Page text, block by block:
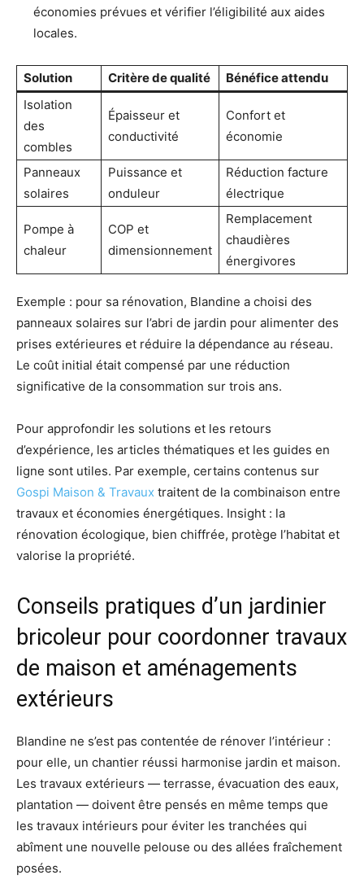
économies prévues et vérifier l’éligibilité aux aides
locales.
Solution Critère de qualité
Bénéfice attendu
Isolation
des
combles
Épaisseur et
conductivité
Confort et
économie
Panneaux
solaires
Puissance et
onduleur
Réduction facture
électrique
Pompe à
chaleur
COP et
dimensionnement
Remplacement
chaudières
énergivores
Exemple : pour sa rénovation, Blandine a choisi des
panneaux solaires sur l’abri de jardin pour alimenter des
prises extérieures et réduire la dépendance au réseau.
Le coût initial était compensé par une réduction
significative de la consommation sur trois ans.
Pour approfondir les solutions et les retours
d’expérience, les articles thématiques et les guides en
ligne sont utiles. Par exemple, certains contenus sur
Gospi Maison & Travaux traitent de la combinaison entre
travaux et économies énergétiques. Insight : la
rénovation écologique, bien chiffrée, protège l’habitat et
valorise la propriété.
Conseils pratiques d’un jardinier
bricoleur pour coordonner travaux
de maison et aménagements
extérieurs
Blandine ne s’est pas contentée de rénover l’intérieur :
pour elle, un chantier réussi harmonise jardin et maison.
Les travaux extérieurs — terrasse, évacuation des eaux,
plantation — doivent être pensés en même temps que
les travaux intérieurs pour éviter les tranchées qui
abîment une nouvelle pelouse ou des allées fraîchement
posées.